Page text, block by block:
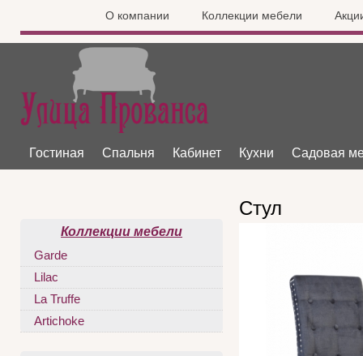
О компании Коллекции мебели
Гостиная Спальня Кабинет Кухни Садовая
Стул
Коллекции мебели
Garde
Lilac
La Truffe
Artichoke